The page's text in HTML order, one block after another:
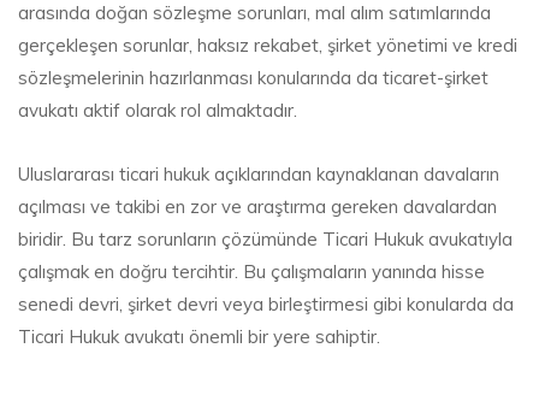
arasında doğan sözleşme sorunları, mal alım satımlarında
gerçekleşen sorunlar, haksız rekabet, şirket yönetimi ve kredi
sözleşmelerinin hazırlanması konularında da ticaret-şirket
avukatı aktif olarak rol almaktadır.
Uluslararası ticari hukuk açıklarından kaynaklanan davaların
açılması ve takibi en zor ve araştırma gereken davalardan
biridir. Bu tarz sorunların çözümünde Ticari Hukuk avukatıyla
çalışmak en doğru tercihtir. Bu çalışmaların yanında hisse
senedi devri, şirket devri veya birleştirmesi gibi konularda da
Ticari Hukuk avukatı önemli bir yere sahiptir.